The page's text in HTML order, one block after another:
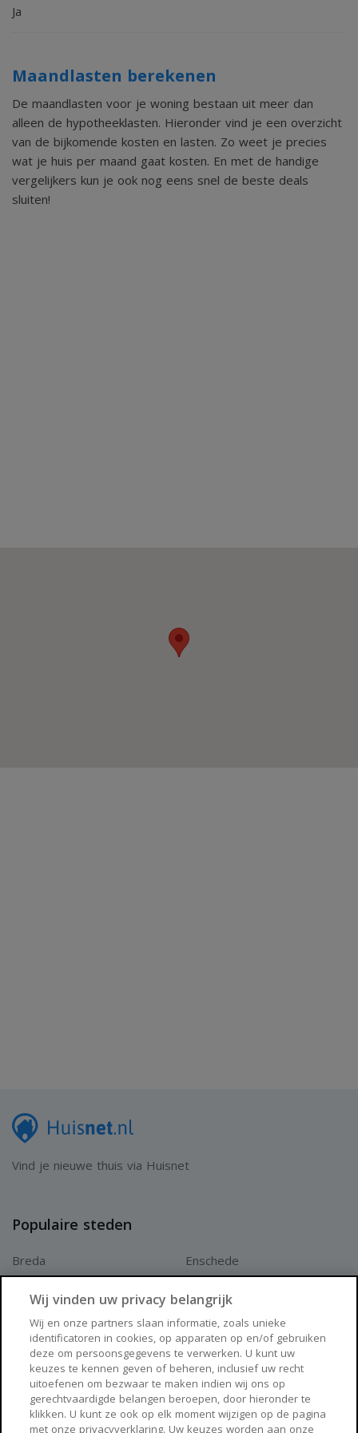
Ja
Maandlasten berekenen
De maandlasten voor je woning bestaan uit meer dan
alleen de hypotheeklasten. Hieronder vind je een overzicht
van de bijkomende kosten en lasten. Zo weet je precies
wat je huis per maand gaat kosten. En met de handige
vergelijkers kun je ook nog eens snel de beste deals
sluiten!
Vind je nieuwe thuis via Huisnet
Populaire steden
Breda
Arnhem
Enschede
Zwolle
Huisnet
Over Huisnet
Wij vinden uw privacy belangrijk
Wij en onze partners slaan informatie, zoals unieke
identificatoren in cookies, op apparaten op en/of gebruiken
deze om persoonsgegevens te verwerken. U kunt uw
keuzes te kennen geven of beheren, inclusief uw recht
uitoefenen om bezwaar te maken indien wij ons op
gerechtvaardigde belangen beroepen, door hieronder te
klikken. U kunt ze ook op elk moment wijzigen op de pagina
met onze privacyverklaring. Uw keuzes worden aan onze